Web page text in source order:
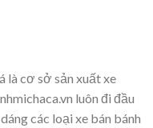
là cơ sở sản xuất xe
luôn đi đầu
các loại xe bán bánh